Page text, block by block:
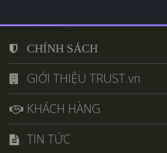
CHÍNH SÁCH
GIỚI THIỆU TRUST.vn
KHÁCH HÀNG
TIN TỨC